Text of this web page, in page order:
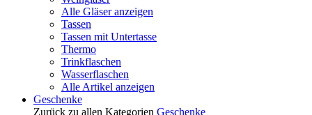
Alle Gläser anzeigen
Tassen
Tassen mit Untertasse
Thermo
Trinkflaschen
Wasserflaschen
Alle Artikel anzeigen
Geschenke
Zurück zu allen Kategorien Geschenke